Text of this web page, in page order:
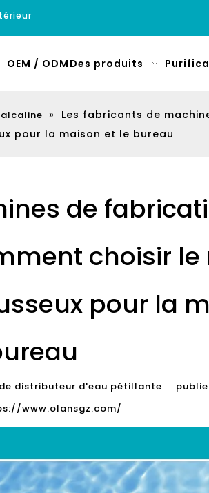
OEM / ODM Des produits
»
Les fabricants de
pour la maison et le bureau
de
choisir
pour la
distributeur d'eau pétillante
www.olansgz.com/